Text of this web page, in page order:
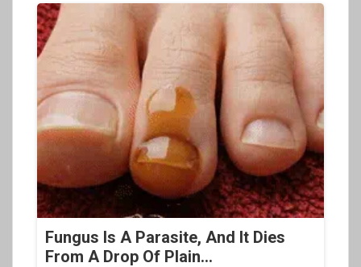
Fungus Is A Parasite, And It Dies
From A Drop Of Plain...